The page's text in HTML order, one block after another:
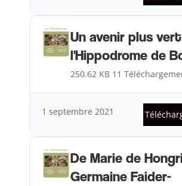
Un avenir plus
l'Hippodrome de
250.62 KB 11
1 septembre 2021
De Marie de
Germaine Faider-